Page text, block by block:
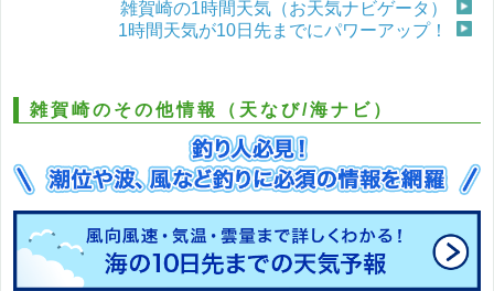
雑賀崎の1時間天気（お天気ナビゲータ）
1時間天気が10日先までにパワーアップ！
雑賀崎のその他情報（天なび/海ナビ）